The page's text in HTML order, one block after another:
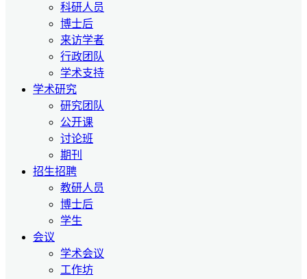
科研人员
博士后
来访学者
行政团队
学术支持
学术研究
研究团队
公开课
讨论班
期刊
招生招聘
教研人员
博士后
学生
会议
学术会议
工作坊